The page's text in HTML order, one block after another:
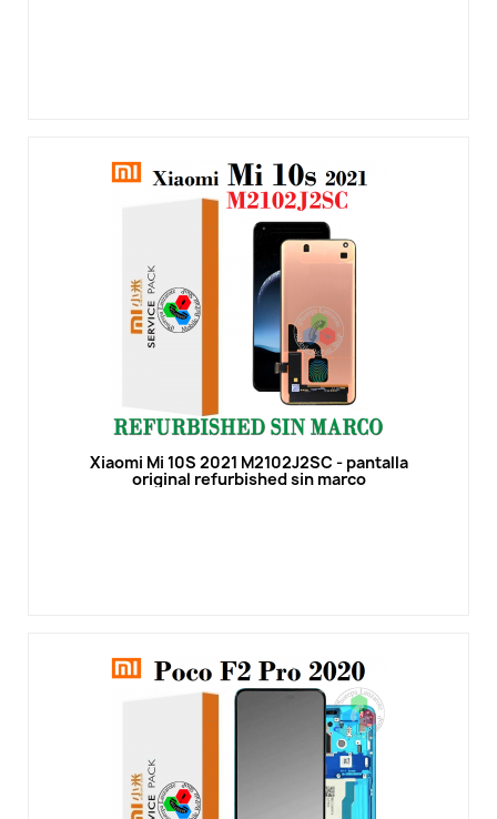
Vista rápida
Xiaomi Mi 10S 2021 M2102J2SC - pantalla
original refurbished sin marco